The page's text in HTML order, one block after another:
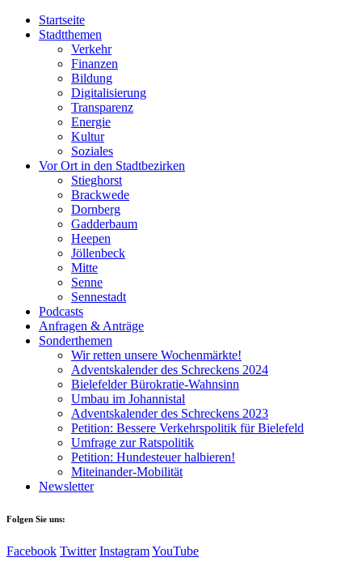
Startseite
Stadtthemen
Verkehr
Finanzen
Bildung
Digitalisierung
Transparenz
Energie
Kultur
Soziales
Vor Ort in den Stadtbezirken
Stieghorst
Brackwede
Dornberg
Gadderbaum
Heepen
Jöllenbeck
Mitte
Senne
Sennestadt
Podcasts
Anfragen & Anträge
Sonderthemen
Wir retten unsere Wochenmärkte!
Adventskalender des Schreckens 2024
Bielefelder Bürokratie-Wahnsinn
Umbau im Johannistal
Adventskalender des Schreckens 2023
Petition: Bessere Verkehrspolitik für Bielefeld​​
Umfrage zur Ratspolitik
Petition: Hundesteuer halbieren!
Miteinander-Mobilität
Newsletter
Folgen Sie uns:
Facebook Twitter InstagramYouTube